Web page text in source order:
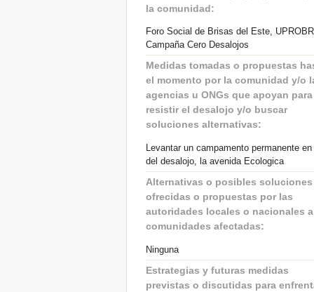
la comunidad:
Foro Social de Brisas del Este,
Campaña Cero Desalojos
Medidas tomadas o propuestas
el momento por la comunidad y/o
agencias u ONGs que apoyan para
resistir el desalojo y/o buscar
soluciones alternativas:
Levantar un campamento permanente
del desalojo, la avenida Ecologica
Alternativas o posibles soluciones
ofrecidas o propuestas por las
autoridades locales o nacionales
comunidades afectadas:
Ninguna
Estrategias y futuras medidas
previstas o discutidas para